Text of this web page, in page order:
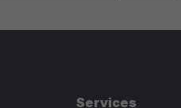
Services